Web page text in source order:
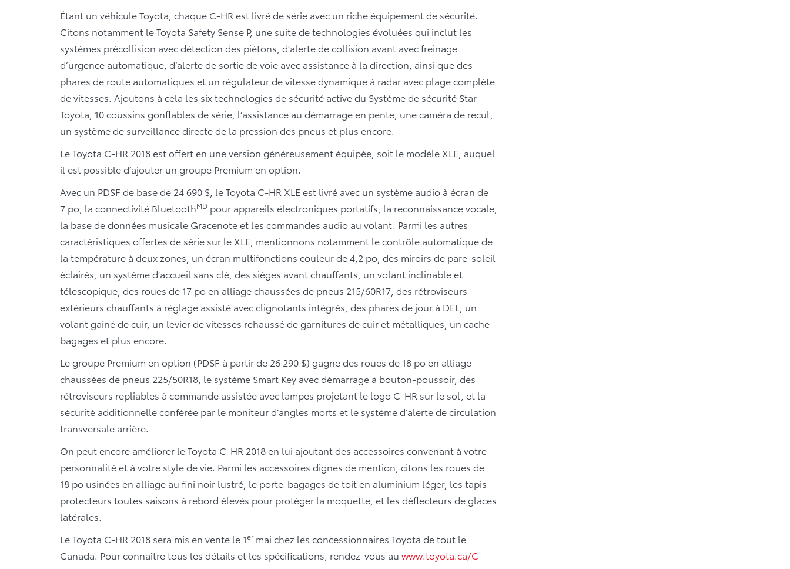
Étant un véhicule Toyota, chaque C-HR est livré de série avec un riche équipement de sécurité.
Citons notamment le Toyota Safety Sense P, une suite de technologies évoluées qui inclut les
systèmes précollision avec détection des piétons, d’alerte de collision avant avec freinage
d’urgence automatique, d’alerte de sortie de voie avec assistance à la direction, ainsi que des
phares de route automatiques et un régulateur de vitesse dynamique à radar avec plage complète
de vitesses. Ajoutons à cela les six technologies de sécurité active du Système de sécurité Star
Toyota, 10 coussins gonflables de série, l’assistance au démarrage en pente, une caméra de recul,
un système de surveillance directe de la pression des pneus et plus encore.
Le Toyota C-HR 2018 est offert en une version généreusement équipée, soit le modèle XLE, auquel
il est possible d’ajouter un groupe Premium en option.
Avec un PDSF de base de 24 690 $, le Toyota C-HR XLE est livré avec un système audio à écran de
7 po, la connectivité BluetoothMD pour appareils électroniques portatifs, la reconnaissance vocale,
la base de données musicale Gracenote et les commandes audio au volant. Parmi les autres
caractéristiques offertes de série sur le XLE, mentionnons notamment le contrôle automatique de
la température à deux zones, un écran multifonctions couleur de 4,2 po, des miroirs de pare-soleil
éclairés, un système d’accueil sans clé, des sièges avant chauffants, un volant inclinable et
télescopique, des roues de 17 po en alliage chaussées de pneus 215/60R17, des rétroviseurs
extérieurs chauffants à réglage assisté avec clignotants intégrés, des phares de jour à DEL, un
volant gainé de cuir, un levier de vitesses rehaussé de garnitures de cuir et métalliques, un cache-
bagages et plus encore.
Le groupe Premium en option (PDSF à partir de 26 290 $) gagne des roues de 18 po en alliage
chaussées de pneus 225/50R18, le système Smart Key avec démarrage à bouton-poussoir, des
rétroviseurs repliables à commande assistée avec lampes projetant le logo C-HR sur le sol, et la
sécurité additionnelle conférée par le moniteur d’angles morts et le système d’alerte de circulation
transversale arrière.
On peut encore améliorer le Toyota C-HR 2018 en lui ajoutant des accessoires convenant à votre
personnalité et à votre style de vie. Parmi les accessoires dignes de mention, citons les roues de
18 po usinées en alliage au fini noir lustré, le porte-bagages de toit en aluminium léger, les tapis
protecteurs toutes saisons à rebord élevés pour protéger la moquette, et les déflecteurs de glaces
latérales.
Le Toyota C-HR 2018 sera mis en vente le 1er mai chez les concessionnaires Toyota de tout le
Canada. Pour connaître tous les détails et les spécifications, rendez-vous au www.toyota.ca/C-